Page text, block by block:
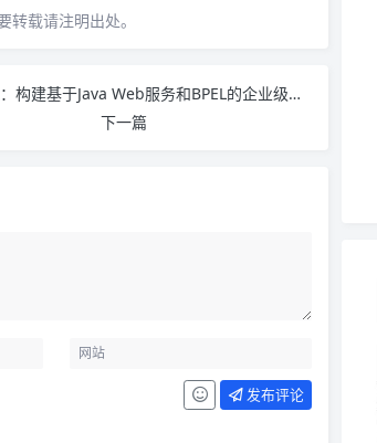
载请注明出处。
SOA实践：构建基于Java Web服务和BPEL的企业级应用 PDF下载
下一篇
发布评论